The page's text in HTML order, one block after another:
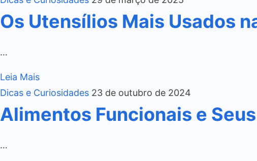
Os Utensílios Mais Usados
…
Leia Mais
Dicas e Curiosidades 23 de outubro de 2024
Alimentos Funcionais e
…